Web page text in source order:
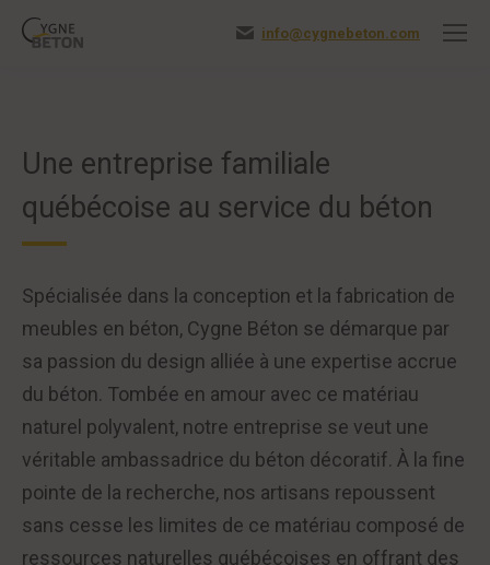
info@cygnebeton.com
Une entreprise familiale
québécoise au service du béton
Spécialisée dans la conception et la fabrication de
meubles en béton, Cygne Béton se démarque par
sa passion du design alliée à une expertise accrue
du béton. Tombée en amour avec ce matériau
naturel polyvalent, notre entreprise se veut une
véritable ambassadrice du béton décoratif. À la fine
pointe de la recherche, nos artisans repoussent
sans cesse les limites de ce matériau composé de
ressources naturelles québécoises en offrant des